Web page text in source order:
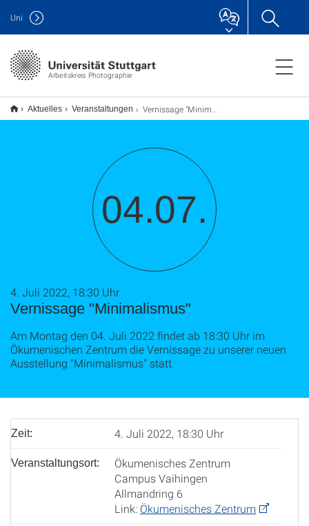
Arbeitskreis Photographie
Uni
Aktuelles Veranstaltungen Vernissage "Minimalismus"
04.07.
Vernissage "Minimalismus"
4. Juli 2022, 18:30 Uhr
Am Montag den 04. Juli 2022 findet ab 18:30 Uhr im
Ökumenischen Zentrum die Vernissage zu unserer neuen
Ausstellung "Minimalismus" statt.
Zeit: 4. Juli 2022, 18:30 Uhr
Veranstaltungsort:
Ökumenisches Zentrum
Campus Vaihingen
Allmandring 6
Link: Ökumenisches Zentrum